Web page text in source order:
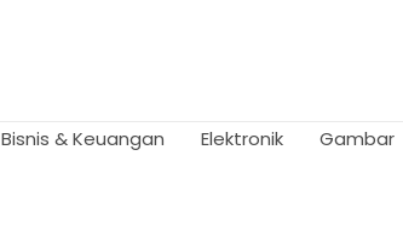
Bisnis & Keuangan Elektronik Gambar